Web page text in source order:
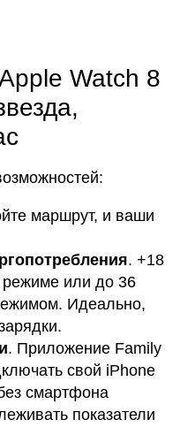
Watch 8
маршрут, и ваши
. +18
режиме или до 36
Идеально,
. Приложение Family
свой iPhone
смартфона
показатели